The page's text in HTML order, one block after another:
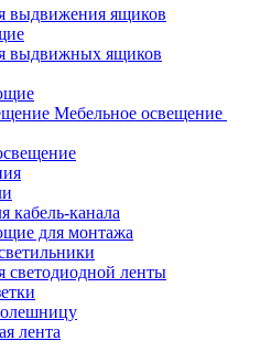
выдвижения ящиков
выдвижных ящиков
Мебельное освещение
кабель-канала
для монтажа
светодиодной ленты
лента